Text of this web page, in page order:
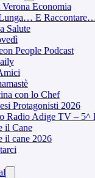
Verona Economia
E
Salute
People Podcast
con lo Chef
Protagonisti 2026
Radio Adige TV – 5^
il Cane
il cane 2026